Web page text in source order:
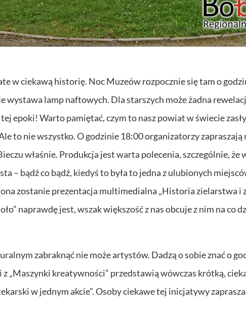
w ciekawą historię. Noc Muzeów rozpocznie się tam o
wystawa lamp naftowych. Dla starszych może żadna
epoki! Warto pamiętać, czym to nasz powiat w świecie
to nie wszystko. O godzinie 18:00 organizatorzy zapraszają
właśnie. Produkcja jest warta polecenia, szczególnie,
– bądź co bądź, kiedyś to była to jedna z ulubionych
zostanie prezentacja multimedialna „Historia zielarstwa i
naprawdę jest, wszak większość z nas obcuje z nim na co
zabraknąć nie może artystów. Dadzą o sobie znać o
„Maszynki kreatywności” przedstawią wówczas krótką,
w jednym akcie”. Osoby ciekawe tej inicjatywy